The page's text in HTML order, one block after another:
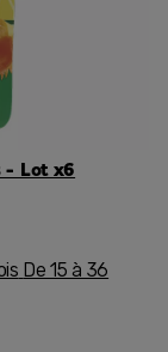
- Lot x6
De 15 à 36